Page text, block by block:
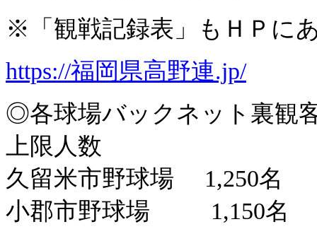
※「観戦記録表」もＨＰに
https://福岡県高野連.jp/
◎各球場バックネット裏観
上限人数
久留米市野球場 1,250名
小郡市野球場 1,150名